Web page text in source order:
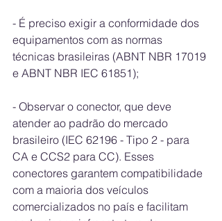
- É preciso exigir a conformidade dos
equipamentos com as normas
técnicas brasileiras (ABNT NBR 17019
e ABNT NBR IEC 61851);
- Observar o conector, que deve
atender ao padrão do mercado
brasileiro (IEC 62196 - Tipo 2 - para
CA e CCS2 para CC). Esses
conectores garantem compatibilidade
com a maioria dos veículos
comercializados no país e facilitam